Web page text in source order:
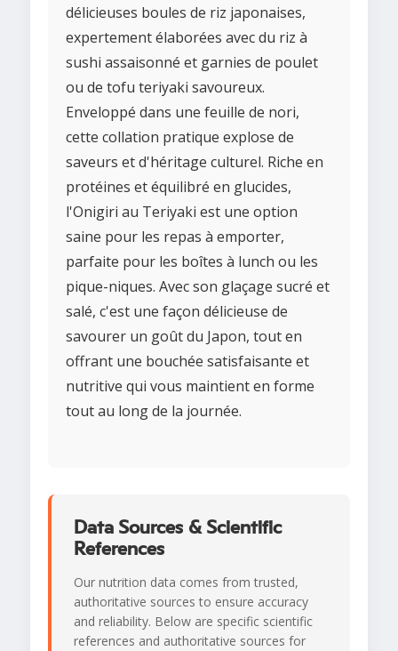
délicieuses boules de riz japonaises,
expertement élaborées avec du riz à
sushi assaisonné et garnies de poulet
ou de tofu teriyaki savoureux.
Enveloppé dans une feuille de nori,
cette collation pratique explose de
saveurs et d'héritage culturel. Riche en
protéines et équilibré en glucides,
l'Onigiri au Teriyaki est une option
saine pour les repas à emporter,
parfaite pour les boîtes à lunch ou les
pique-niques. Avec son glaçage sucré et
salé, c'est une façon délicieuse de
savourer un goût du Japon, tout en
offrant une bouchée satisfaisante et
nutritive qui vous maintient en forme
tout au long de la journée.
Data Sources & Scientific
References
Our nutrition data comes from trusted,
authoritative sources to ensure accuracy
and reliability. Below are specific scientific
references and authoritative sources for